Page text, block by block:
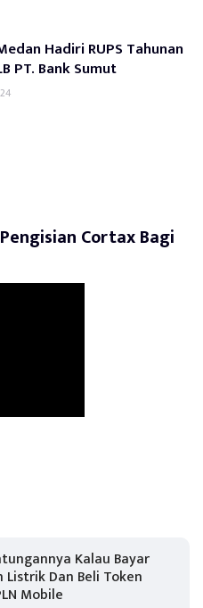
Hadiri RUPS Tahunan
PT. Bank Sumut
Cortax Bagi
Kalau Bayar
Listrik Dan Beli Token
Mobile